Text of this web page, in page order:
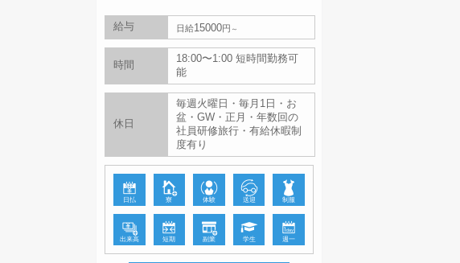
給与 日給15000円
時間
18:00〜1:00 短時間勤務可
能
休日
毎週火曜日・毎月1日・お
盆・GW・正月・年数回の
社員研修旅行・有給休暇制
度有り
日払 寮 体験 送迎 制服
出来高 短期 副業 学生 週一